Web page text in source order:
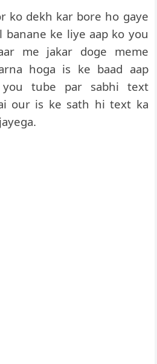
ko dekh kar bore ho gaye
banane ke liye aap ko you
me jakar doge meme
hoga is ke baad aap
tube par sabhi text
our is ke sath hi text ka